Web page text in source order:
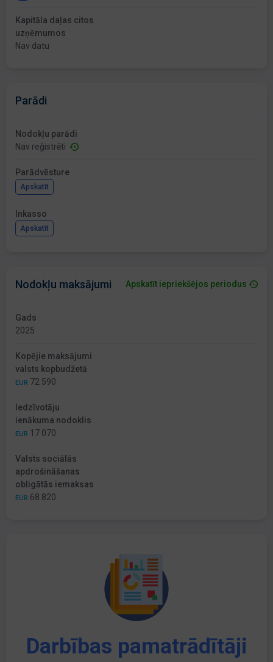
Kapitāla daļas citos
uzņēmumos
Nav datu
Parādi
Nodokļu parādi
Nav reģistrēti
Parādvēsture
Apskatīt
Inkasso
Apskatīt
Nodokļu maksājumi Apskatīt iepriekšējos periodus
Gads
2025
Kopējie maksājumi
valsts kopbudžetā
EUR 72 590
Iedzīvotāju
ienākuma nodoklis
EUR 17 070
Valsts sociālās
apdrošināšanas
obligātās iemaksas
EUR 68 820
Darbības pamatrādītāji